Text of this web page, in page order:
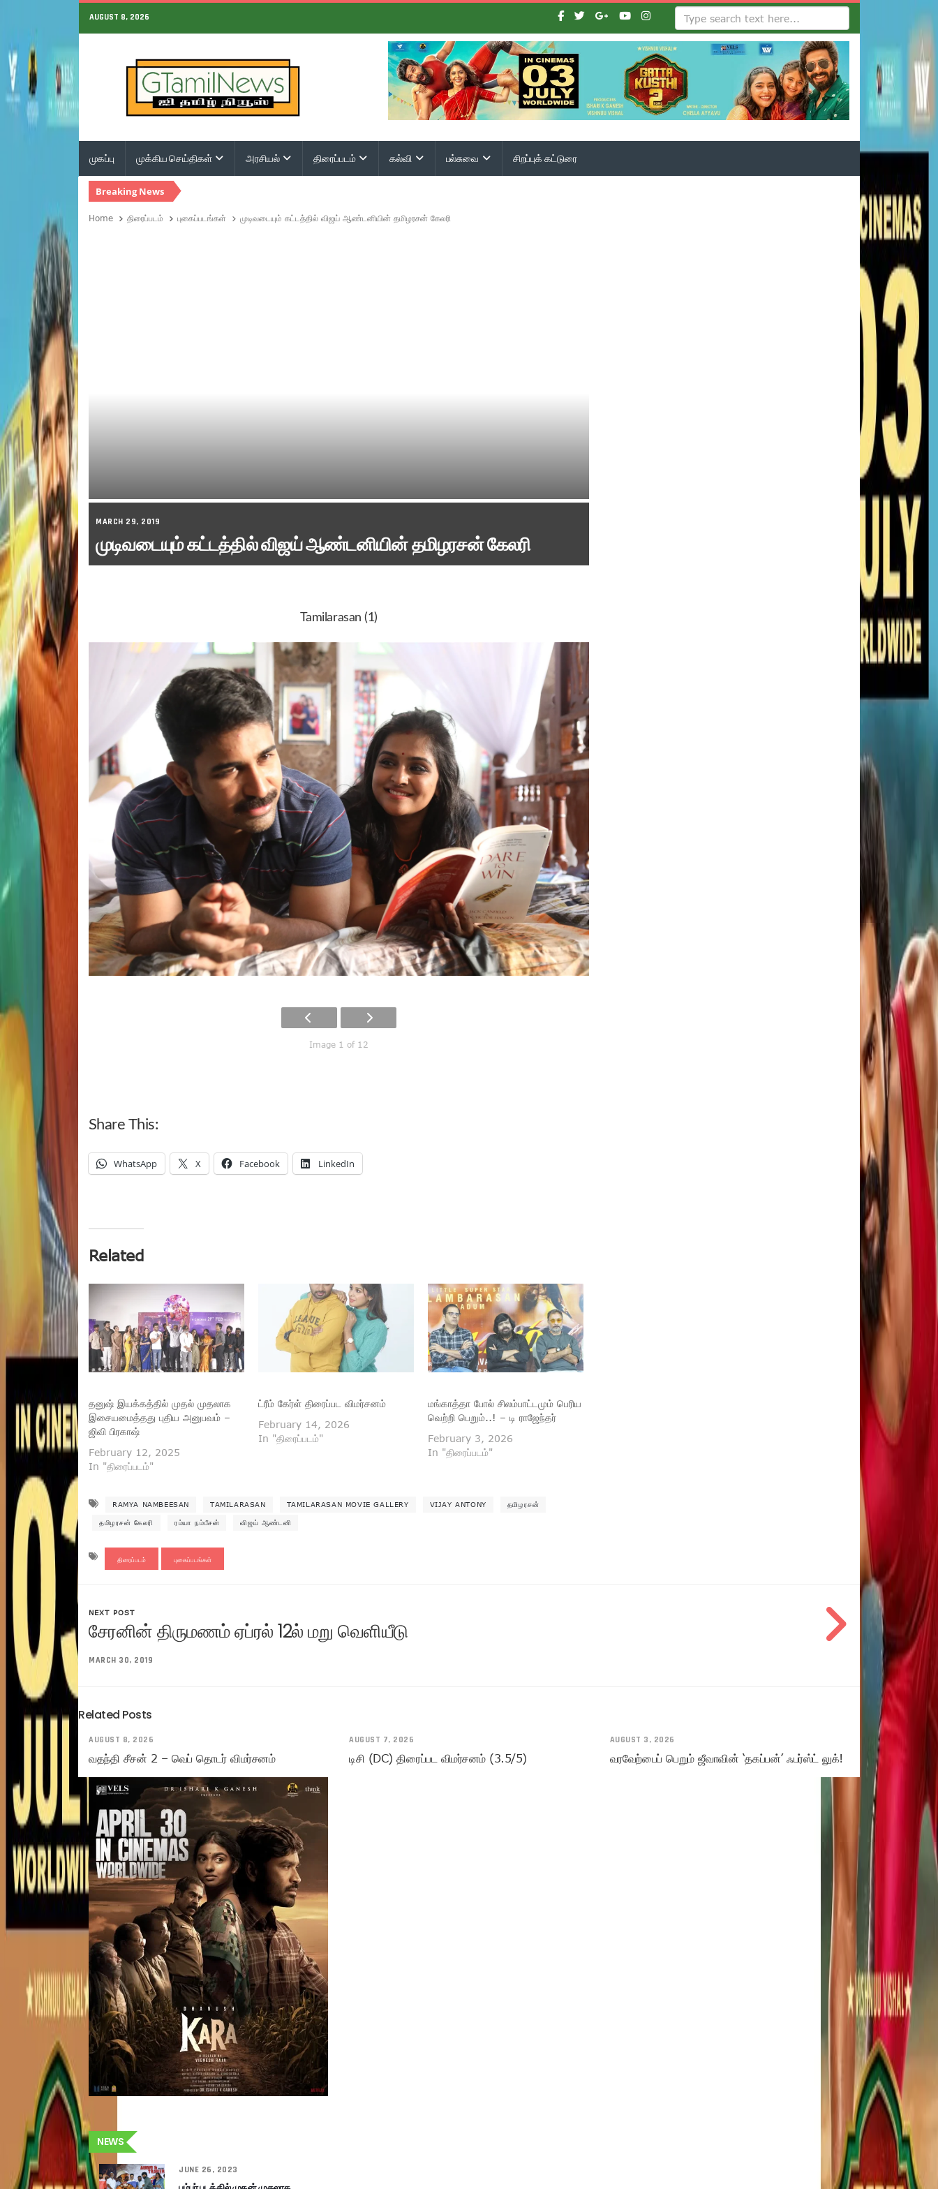
AUGUST 8, 2026
முகப்பு முக்கிய செய்திகள் அரசியல் திரைப்படம் கல்வி பல்சுவை சிறப்புக் கட்டுரை
Breaking News
Home திரைப்படம் புகைப்படங்கள் முடிவடையும் கட்டத்தில் விஜய் ஆண்டனியின் தமிழரசன் கேலரி
MARCH 29, 2019
முடிவடையும் கட்டத்தில் விஜய் ஆண்டனியின் தமிழரசன் கேலரி
Tamilarasan (1)
Image 1 of 12
Share This:
WhatsApp X Facebook LinkedIn
Related
தனுஷ் இயக்கத்தில் முதல் முதலாக
இசையமைத்தது புதிய அனுபவம் –
ஜிவி பிரகாஷ்
February 12, 2025
In "திரைப்படம்"
ட்ரீம் கேர்ள் திரைப்பட விமர்சனம்
February 14, 2026
In "திரைப்படம்"
மங்காத்தா போல் சிலம்பாட்டமும் பெரிய
வெற்றி பெறும்..! – டி ராஜேந்தர்
February 3, 2026
In "திரைப்படம்"
RAMYA NAMBEESAN TAMILARASAN TAMILARASAN MOVIE GALLERY VIJAY ANTONY தமிழரசன்
தமிழரசன் கேலரி ரம்யா நம்பீசன் விஜய் ஆண்டனி
திரைப்படம் புகைப்படங்கள்
NEXT POST
சேரனின் திருமணம் ஏப்ரல் 12ல் மறு வெளியீடு
MARCH 30, 2019
Related Posts
AUGUST 8, 2026
வதந்தி சீசன் 2 – வெப் தொடர் விமர்சனம்
AUGUST 7, 2026
டிசி (DC) திரைப்பட விமர்சனம் (3.5/5)
AUGUST 3, 2026
வரவேற்பைப் பெறும் ஜீவாவின் ‘தகப்பன்’ ஃபர்ஸ்ட் லுக்!
NEWS
JUNE 26, 2023